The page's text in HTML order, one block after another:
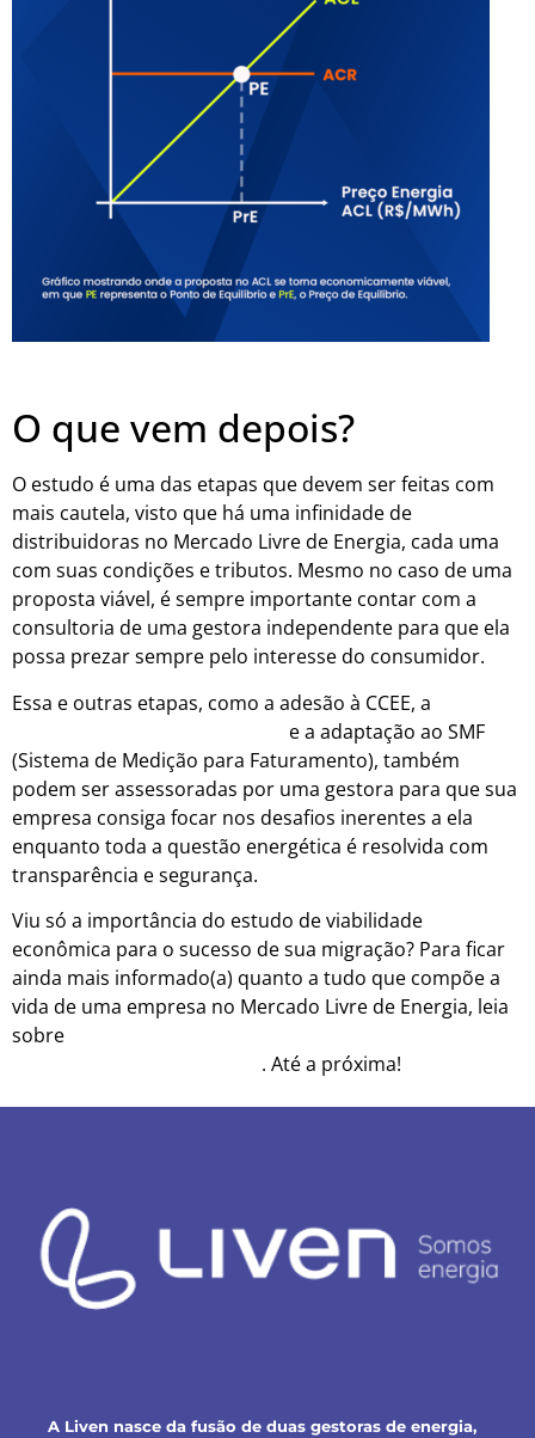
O que vem depois?
O estudo é uma das etapas que devem ser feitas com
mais cautela, visto que há uma infinidade de
distribuidoras no Mercado Livre de Energia, cada uma
com suas condições e tributos. Mesmo no caso de uma
proposta viável, é sempre importante contar com a
consultoria de uma gestora independente para que ela
possa prezar sempre pelo interesse do consumidor.
Essa e outras etapas, como a adesão à CCEE, a
e a adaptação ao SMF
(Sistema de Medição para Faturamento), também
podem ser assessoradas por uma gestora para que sua
empresa consiga focar nos desafios inerentes a ela
enquanto toda a questão energética é resolvida com
transparência e segurança.
Viu só a importância do estudo de viabilidade
econômica para o sucesso de sua migração? Para ficar
ainda mais informado(a) quanto a tudo que compõe a
vida de uma empresa no Mercado Livre de Energia, leia
sobre
. Até a próxima!
A Liven nasce da fusão de duas gestoras de energia,